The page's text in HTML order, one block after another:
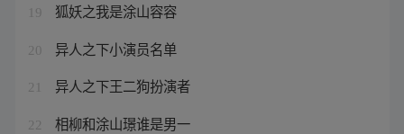
19 狐妖之我是涂山容容
20 异人之下小演员名单
21 异人之下王二狗扮演者
22 相柳和涂山璟谁是男一